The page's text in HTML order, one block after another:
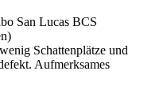
San Lucas BCS
Schattenplätze und
Aufmerksames